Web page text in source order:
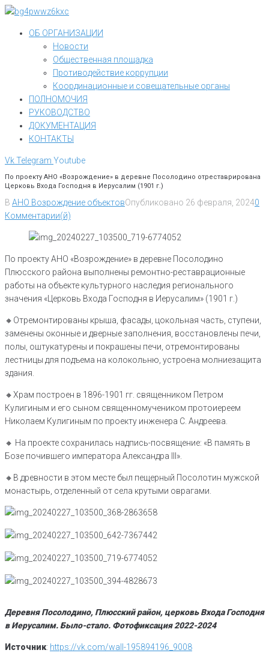
Перейти
контентуОБ ОРГАНИЗАЦИИ
Новости
Общественная площадка
Противодействие коррупции
Координационные и совещательные органы
ПОЛНОМОЧИЯ
РУКОВОДСТВО
ДОКУМЕНТАЦИЯ
КОНТАКТЫ
VkTelegram Youtube
По проекту АНО «Возрождение» в деревне Посолодино отреставрирована
Церковь Входа Господня в Иерусалим (1901 г.)
В АНО Возрождение объектовОпубликовано 26 февраля, 20240
Комментарии(й)
По проекту АНО «Возрождение» в деревне Посолодино
Плюсского района выполнены ремонтно-реставрационные
работы на объекте культурного наследия регионального
значения «Церковь Входа Господня в Иерусалим» (1901 г.)
🔸️Отремонтированы крыша, фасады, цокольная часть, ступени,
заменены оконные и дверные заполнения, восстановлены печи,
полы, оштукатурены и покрашены печи, отремонтированы
лестницы для подъема на колокольню, устроена молниезащита
здания.
🔸️Храм построен в 1896-1901 гг. священником Петром
Кулигиным и его сыном священномучеником протоиереем
Николаем Кулигиным по проекту инженера С. Андреева.
🔸️ На проекте сохранилась надпись-посвящение: «В память в
Бозе почившего императора Александра III».
🔸️В древности в этом месте был пещерный Посолотин мужской
монастырь, отделенный от села крутыми оврагами.
Деревня Посолодино, Плюсский район, церковь Входа Господня
в Иерусалим. Было-стало. Фотофиксация 2022-2024
Источник: https://vk.com/wall-195894196_9008